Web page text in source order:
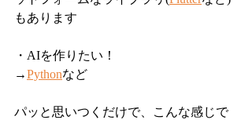
もあります
・AIを作りたい！
→Pythonなど
パッと思いつくだけで、こんな感じで